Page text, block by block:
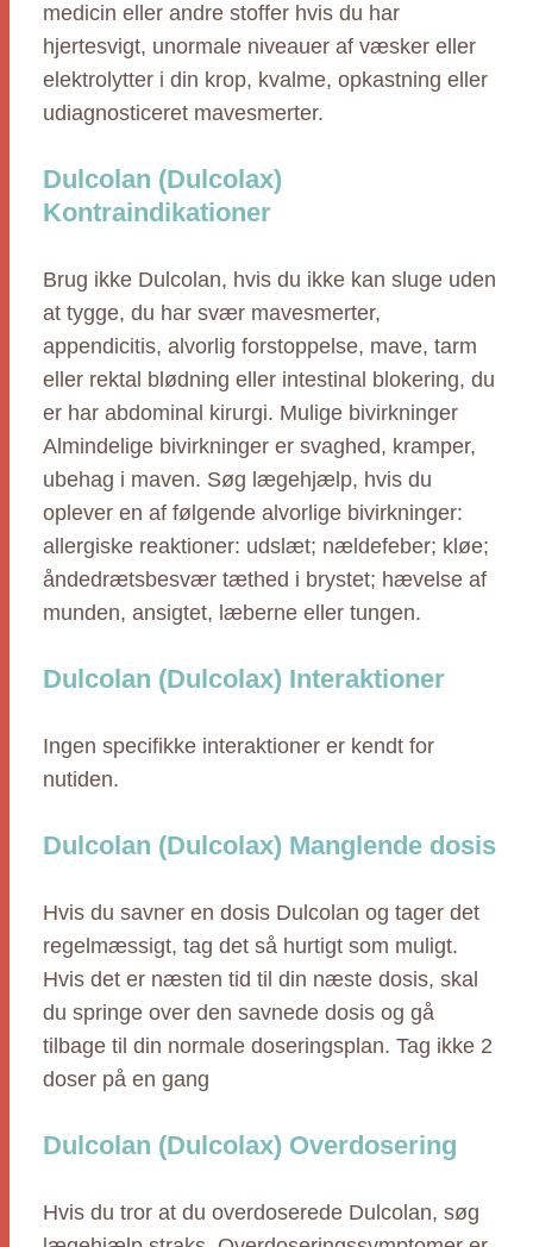
medicin eller andre stoffer hvis du har
hjertesvigt, unormale niveauer af væsker eller
elektrolytter i din krop, kvalme, opkastning eller
udiagnosticeret mavesmerter.
Dulcolan (Dulcolax)
Kontraindikationer
Brug ikke Dulcolan, hvis du ikke kan sluge uden
at tygge, du har svær mavesmerter,
appendicitis, alvorlig forstoppelse, mave, tarm
eller rektal blødning eller intestinal blokering, du
er har abdominal kirurgi. Mulige bivirkninger
Almindelige bivirkninger er svaghed, kramper,
ubehag i maven. Søg lægehjælp, hvis du
oplever en af følgende alvorlige bivirkninger:
allergiske reaktioner: udslæt; nældefeber; kløe;
åndedrætsbesvær tæthed i brystet; hævelse af
munden, ansigtet, læberne eller tungen.
Dulcolan (Dulcolax) Interaktioner
Ingen specifikke interaktioner er kendt for
nutiden.
Dulcolan (Dulcolax) Manglende dosis
Hvis du savner en dosis Dulcolan og tager det
regelmæssigt, tag det så hurtigt som muligt.
Hvis det er næsten tid til din næste dosis, skal
du springe over den savnede dosis og gå
tilbage til din normale doseringsplan. Tag ikke 2
doser på en gang
Dulcolan (Dulcolax) Overdosering
Hvis du tror at du overdoserede Dulcolan, søg